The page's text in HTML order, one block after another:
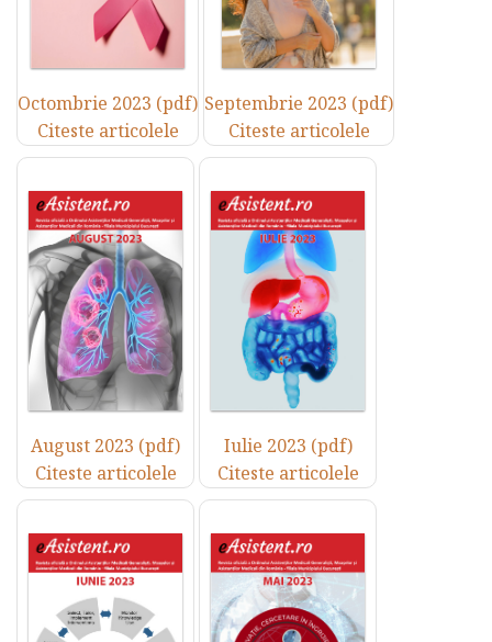
Octombrie 2023 (pdf)
Citeste articolele
Septembrie 2023 (pdf)
Citeste articolele
August 2023 (pdf)
Citeste articolele
Iulie 2023 (pdf)
Citeste articolele